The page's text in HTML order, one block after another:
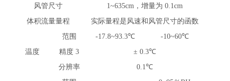
风管尺寸
1~635cm，增量为 0.1cm
体积流量量程
实际量程是风速和风管尺寸的函数
温度
范围 -17.8~93.3℃
-10~60℃
精度 3
± 0.3℃
分辨率
0.1℃